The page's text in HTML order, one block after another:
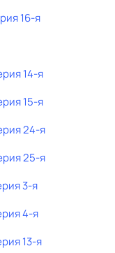
16-я
14-я
15-я
24-я
25-я
3-я
4-я
13-я